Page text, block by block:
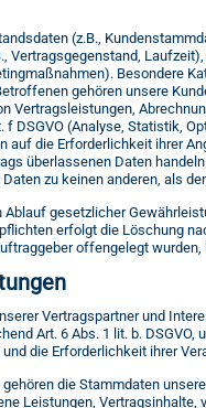
(z.B.,
Vertragsgegenstand,
Besondere
gehören unsere
Vertragsleistungen,
f DSGVO (Analyse, Statistik,
auf die Erforderlichkeit ihrer
überlassenen Daten
Daten zu keinen anderen, als
gesetzlicher
erfolgt die Löschung
offengelegt
Vertragspartner und
Art. 6 Abs. 1 lit. b.
die Erforderlichkeit ihrer
die Stammdaten
Leistungen,